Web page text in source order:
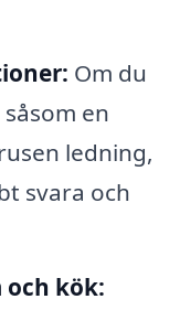
Om du
en
ledning,
svara och
och kök: